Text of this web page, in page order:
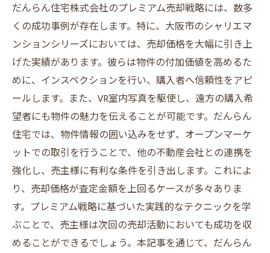
だんらん住宅株式会社のプレミアム売却戦略には、数多
くの成功事例が存在します。特に、大阪市のシャリエマ
ンションシリーズにおいては、売却価格を大幅に引き上
げた実績があります。彼らは物件の付加価値を高めるた
めに、インスペクションを行い、購入者へ信頼性をアピ
ールします。また、VR室内写真を駆使し、遠方の購入希
望者にも物件の魅力を伝えることが可能です。だんらん
住宅では、物件情報の囲い込みをせず、オープンマーケ
ットでの取引を行うことで、他の不動産会社との連携を
強化し、売主様に有利な条件を引き出します。これによ
り、売却価格が査定金額を上回るケースが多々ありま
す。プレミアム戦略に基づいた実践的なテクニックを学
ぶことで、売主様は次回の売却活動においても成功を収
めることができるでしょう。本記事を通じて、だんらん